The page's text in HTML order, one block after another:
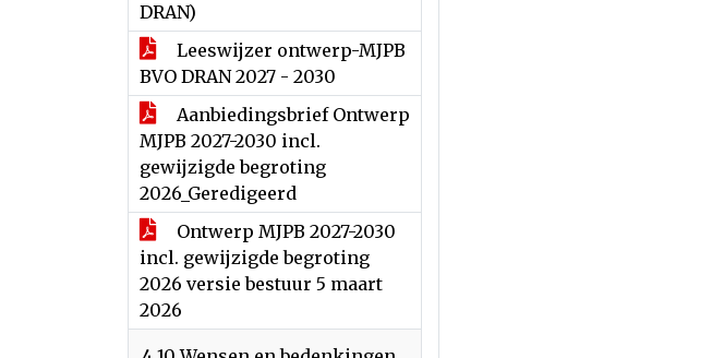
DRAN)
Leeswijzer ontwerp-MJPB
BVO DRAN 2027 - 2030
Aanbiedingsbrief Ontwerp
MJPB 2027-2030 incl.
gewijzigde begroting
2026_Geredigeerd
Ontwerp MJPB 2027-2030
incl. gewijzigde begroting
2026 versie bestuur 5 maart
2026